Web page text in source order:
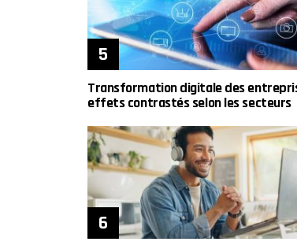
Transformation digitale des
effets contrastés selon les secteurs